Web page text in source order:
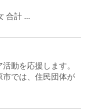
合計 ...
動を応援します。
市では、住民団体が